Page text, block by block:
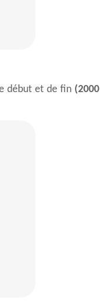
début et de fin (2000